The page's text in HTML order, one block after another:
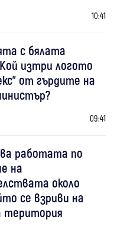
10:41
с бялата
изтри логото
от гърдите на
09:41
работата по
на
около
се взриви на
територия